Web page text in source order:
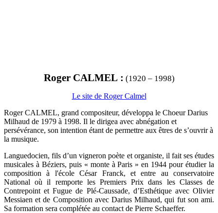
Roger CALMEL : (1920 – 1998)
Le site de Roger Calmel
Roger CALMEL, grand compositeur, développa le Choeur Darius
Milhaud de 1979 à 1998. Il le dirigea avec abnégation et
persévérance, son intention étant de permettre aux êtres de s’ouvrir à
la musique.
Languedocien, fils d’un vigneron poète et organiste, il fait ses études
musicales à Béziers, puis « monte à Paris » en 1944 pour étudier la
composition à l'école César Franck, et entre au conservatoire
National où il remporte les Premiers Prix dans les Classes de
Contrepoint et Fugue de Plé-Caussade, d’Esthétique avec Olivier
Messiaen et de Composition avec Darius Milhaud, qui fut son ami.
Sa formation sera complétée au contact de Pierre Schaeffer.